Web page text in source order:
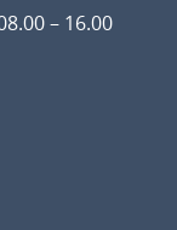
– 16.00